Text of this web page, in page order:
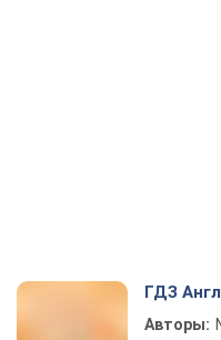
ГДЗ
Авторы: